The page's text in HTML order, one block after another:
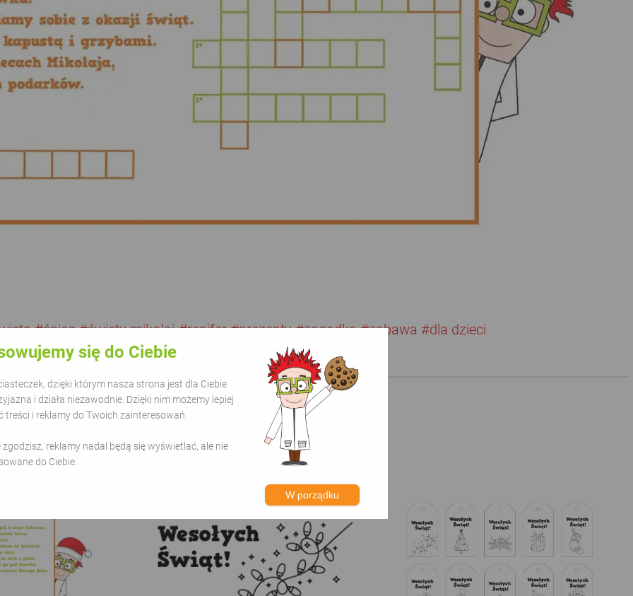
się do Ciebie
dzięki którym nasza strona jest dla Ciebie
i działa niezawodnie. Dzięki nim możemy lepiej
treści i reklamy do Twoich zainteresowań.
zgodzisz, reklamy nadal będą się wyświetlać, ale nie
do Ciebie.
W porządku
#śnieg #święty mikołaj #renifer #prezenty #zagadka #zabawa #dla dzieci
- Boże Narodzenie